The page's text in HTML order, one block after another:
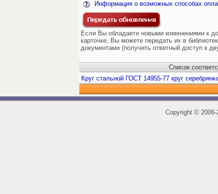
Информация о возможных способах
Если Вы обладаете новыми изменениями к
карточке, Вы можете передать их в
документами (получить ответный доступ к
Список
Круг стальной ГОСТ 14955-77 круг
Copyright ©